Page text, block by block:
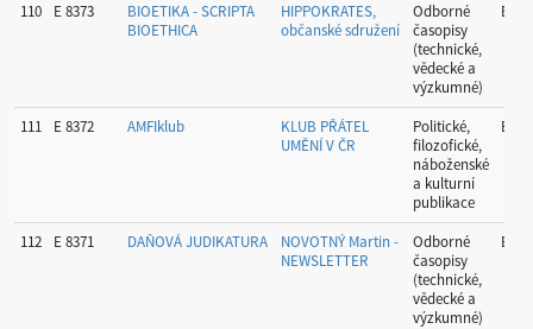
110 E 8373
BIOETIKA - SCRIPTA
BIOETHICA
HIPPOKRATES,
občanské sdružení
Odborné
časopisy
(technické,
vědecké a
výzkumné)
Brno
111 E 8372 AMFIklub
KLUB PŘÁTEL
UMĚNÍ V ČR
Politické,
filozofické,
náboženské
a kulturní
publikace
Brno
112 E 8371 DAŇOVÁ JUDIKATURA
NOVOTNÝ Martin -
NEWSLETTER
Odborné
časopisy
(technické,
vědecké a
výzkumné)